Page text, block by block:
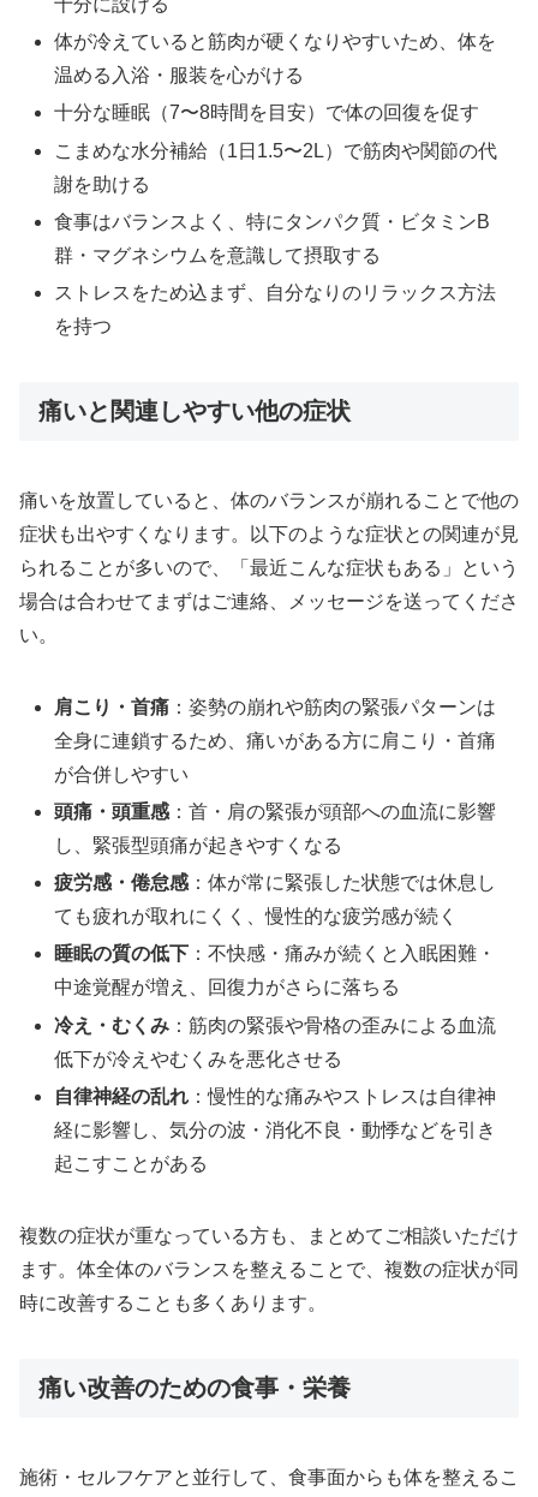
十分に設ける
体が冷えていると筋肉が硬くなりやすいため、体を
温める入浴・服装を心がける
十分な睡眠（7〜8時間を目安）で体の回復を促す
こまめな水分補給（1日1.5〜2L）で筋肉や関節の代
謝を助ける
食事はバランスよく、特にタンパク質・ビタミンB
群・マグネシウムを意識して摂取する
ストレスをため込まず、自分なりのリラックス方法
を持つ
痛いと関連しやすい他の症状
痛いを放置していると、体のバランスが崩れることで他の
症状も出やすくなります。以下のような症状との関連が見
られることが多いので、「最近こんな症状もある」という
場合は合わせてまずはご連絡、メッセージを送ってくださ
い。
肩こり・首痛 ：姿勢の崩れや筋肉の緊張パターンは
全身に連鎖するため、痛いがある方に肩こり・首痛
が合併しやすい
頭痛・頭重感 ：首・肩の緊張が頭部への血流に影響
し、緊張型頭痛が起きやすくなる
疲労感・倦怠感 ：体が常に緊張した状態では休息し
ても疲れが取れにくく、慢性的な疲労感が続く
睡眠の質の低下 ：不快感・痛みが続くと入眠困難・
中途覚醒が増え、回復力がさらに落ちる
冷え・むくみ ：筋肉の緊張や骨格の歪みによる血流
低下が冷えやむくみを悪化させる
自律神経の乱れ ：慢性的な痛みやストレスは自律神
経に影響し、気分の波・消化不良・動悸などを引き
起こすことがある
複数の症状が重なっている方も、まとめてご相談いただけ
ます。体全体のバランスを整えることで、複数の症状が同
時に改善することも多くあります。
痛い改善のための食事・栄養
施術・セルフケアと並行して、食事面からも体を整えるこ